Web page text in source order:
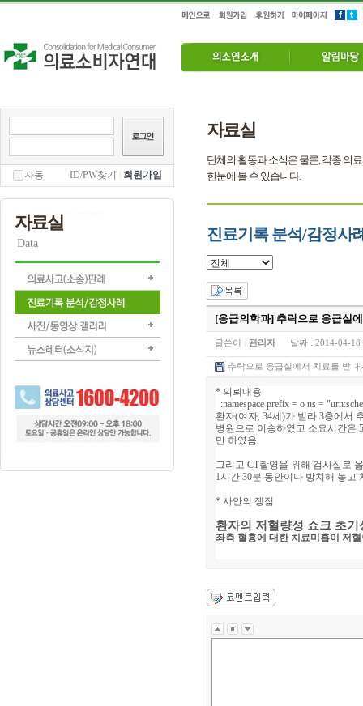
자동 ID/PW찾기 회원가입
자료실
Data
자료실
단체의 활동과 소식은 물론, 각종 의
한눈에 볼 수 있습니다.
진료기록 분석/감정사
[응급의학과] 추락으로 응급실
글쓴이 : 관리자 날짜 : 2014-04-18
추락으로 응급실에서 치료를 받
* 의뢰내용
:namespace prefix = o ns =
환자(여자, 34세 )가 빌라 3층에서
병원으로 이송하였고 소요시간은 5
만 하였음.
그리고 CT촬영을 위해 검사실로
1시간 30분 동안이나 방치해 놓고
* 사안의 쟁점
환자의 저혈량성 쇼크 초
좌측 혈흉에 대한 치료미흡이 저